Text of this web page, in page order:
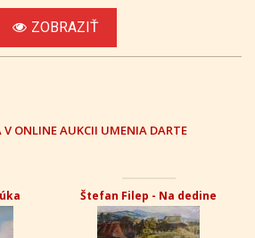
ZOBRAZIŤ
V ONLINE AUKCII UMENIA DARTE
Štefan Filep - Na dedine